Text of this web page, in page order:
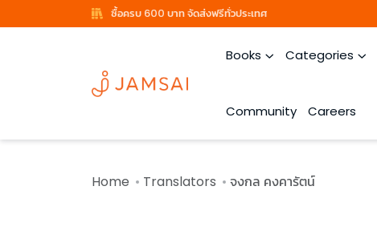
ซื้อครบ 600 บาท จัดส่งฟรีทั่วประเทศ
Books Categories
Community Careers
Home Translators จงกล คงคารัตน์